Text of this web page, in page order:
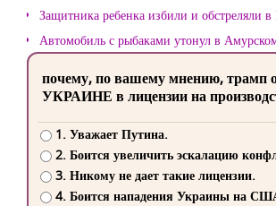
Защитника ребенка избили и обстреляли
Автомобиль с рыбаками утонул в
почему, по вашему мнению, трамп
УКРАИНЕ в лицензии на
1. Уважает Путина.
2. Боится увеличить эскалацию
3. Никому не дает такие лицензии.
4. Боится нападения Украины на